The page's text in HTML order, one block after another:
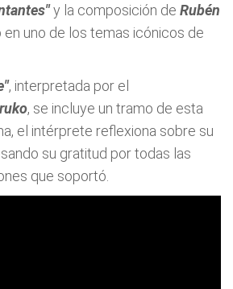
y la composición de Rubén
en uno de los temas icónicos de
, interpretada por el
, se incluye un tramo de esta
el intérprete reflexiona sobre su
su gratitud por todas las
que soportó.